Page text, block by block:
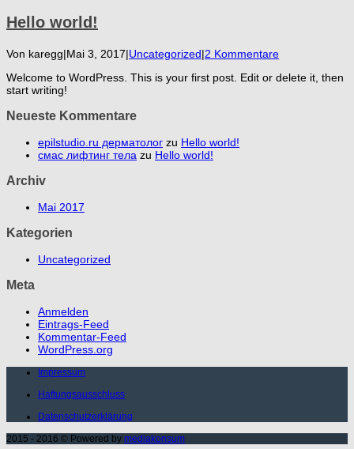
Hello world!
Von karegg|Mai 3, 2017|Uncategorized|2 Kommentare
Welcome to WordPress. This is your first post. Edit or delete it, then
start writing!
Neueste Kommentare
epilstudio.ru дерматолог zu Hello world!
смас лифтинг тела zu Hello world!
Archiv
Mai 2017
Kategorien
Uncategorized
Meta
Anmelden
Eintrags-Feed
Kommentar-Feed
WordPress.org
Impressum
Haftungsausschluss
Datenschutzerklärung
2015 - 2016 © Powered by mediakonsum